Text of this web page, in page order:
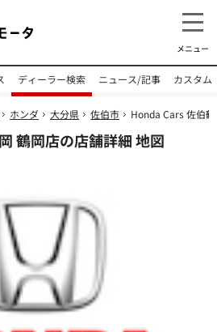
メニュー
ディーラー検索 ニュース/記事 カスタム
ホンダ 大分県 佐伯市 Honda Cars 佐伯
鶴岡店の店舗詳細 地図